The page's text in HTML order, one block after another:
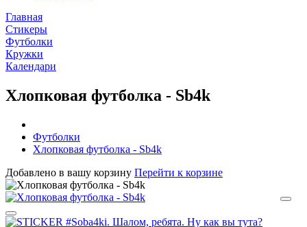
Главная
Стикеры
Футболки
Кружки
Календари
Хлопковая футболка - Sb4k
Футболки
Хлопковая футболка - Sb4k
Добавлено в вашу корзину Перейти к корзине